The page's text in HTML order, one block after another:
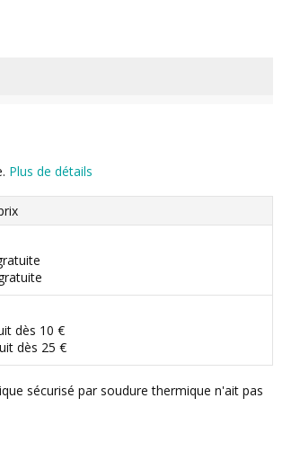
Plus de détails
dès 10 €
dès 25 €
sécurisé par soudure thermique n'ait pas